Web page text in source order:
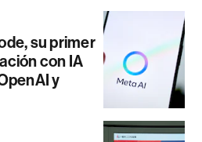
su primer
con IA
y